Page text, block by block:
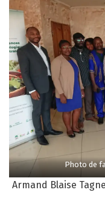
Photo de
Armand Blaise